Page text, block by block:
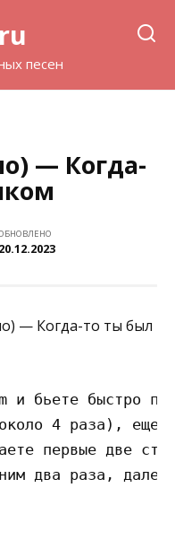
песен
— Когда-
20.12.2023
— Когда-то ты был
и бьете быстро
4 раза), еще
первые две
два раза, далее